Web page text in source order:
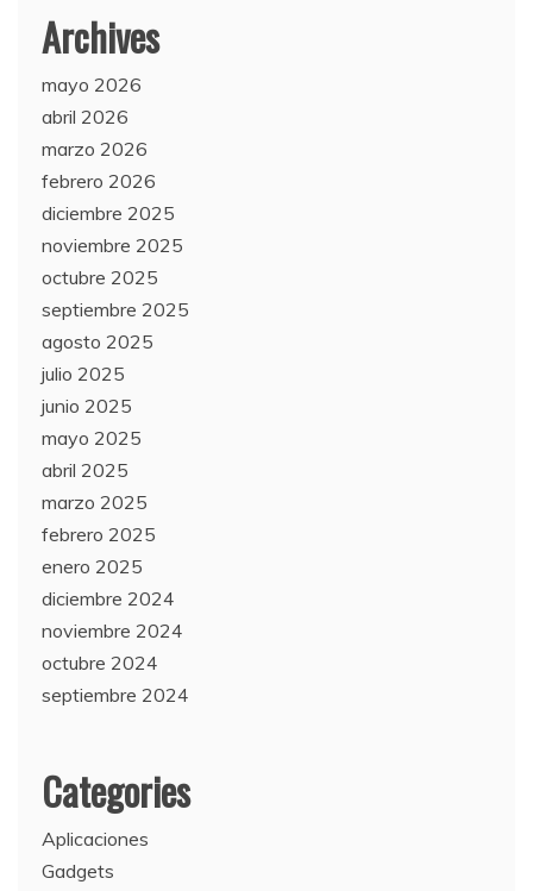
Archives
mayo 2026
abril 2026
marzo 2026
febrero 2026
diciembre 2025
noviembre 2025
octubre 2025
septiembre 2025
agosto 2025
julio 2025
junio 2025
mayo 2025
abril 2025
marzo 2025
febrero 2025
enero 2025
diciembre 2024
noviembre 2024
octubre 2024
septiembre 2024
Categories
Aplicaciones
Gadgets